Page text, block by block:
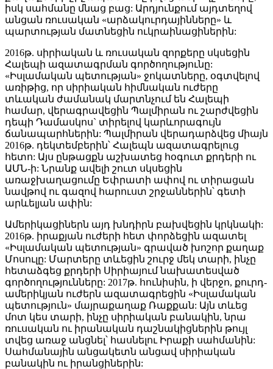
իսկ սահմանը մնաց բաց: Արդյունքում այդտեղով
անցան ռուսական «արձակուրդայինները» և
պարտության մատնեցին ուկրաինացիներին:
2016թ. սիրիական և ռուսական զորքերը սկսեցին
Հալեպի ազատագրման գործողությունը:
«Իսլամական պետության» ջոկատները, օգտվելով
առիթից, որ սիրիական հիմնական ուժերը
տևական ժամանակ մարտնչում են Հալեպի
համար, վերագրավեցին Պալմիրան ու շարժվեցին
դեպի Դամասկոս` տիրելով կարևորագույն
ճանապարհներին: Պալմիրան վերադարձվեց միայն
2016թ. դեկտեմբերին՝ Հալեպն ազատագրելուց
հետո: Այս ընթացքն աշխատեց հօգուտ քրդերի ու
ԱՄՆ-ի: Նրանք ավելի շուտ սկսեցին
առաջխաղացումը Եփրատի ափով ու տիրացան
նավթով ու գազով հարուստ շրջաններին՝ գետի
արևելյան ափին:
Ամերիկացիներն այդ խնդիրն բախվեցին կրկնակի:
2016թ. իրաքյան ուժերի հետ փորձեցին ազատել
«Իսլամական պետության» գրաված խոշոր քաղաք
Մոսուլը: Մարտերը տևեցին շուրջ մեկ տարի, ինչը
հետաձգեց քրդերի Սիրիայում նախատեսված
գործողությունները: 2017թ. հունիսին, ի վերջո, քուրդ-
ամերիկյան ուժերն ազատագրեցին «Իսլամական
պետություն» մայրաքաղաք Ռաքքան: Այն տևեց
մոտ կես տարի, ինչը սիրիական բանակին, նրա
ռուսական ու իրանական դաշնակիցներին թույլ
տվեց առաջ անցնել՝ հասնելու Իրաքի սահմանին:
Սահմանային անցակետն անցավ սիրիական
բանակին ու իրանցիներին: